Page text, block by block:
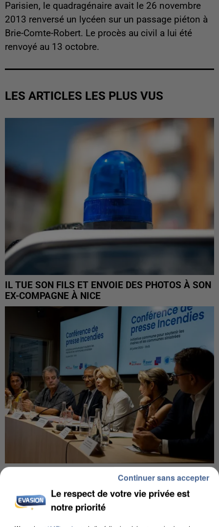
Parisien, le quadragénaire avait le 26 novembre
2013 renversé un lycéen sur un passage piéton à
Brie-Comte-Robert. Le procès au civil a lui été
renvoyé au 13 octobre.
LES ARTICLES LES PLUS VUS
IL TUE SON FILS ET ENVOIE DES PHOTOS À SON
EX-COMPAGNE À NICE
INCENDIES : L’ÎLE-DE-FRANCE LANCE UN ÉLAN
DE SOLIDARITÉ AVEC LES...
Le respect de votre vie privée est
notre priorité
Continuer sans accepter